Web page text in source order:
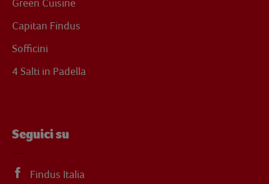
Green Cuisine
Capitan Findus
Sofficini
4 Salti in Padella
Seguici su
Findus Italia